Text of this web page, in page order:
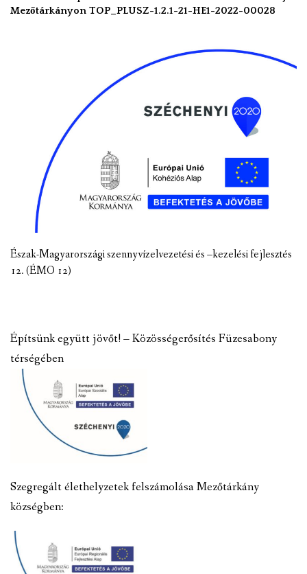
Mezőtárkányon TOP_PLUSZ-1.2.1-21-HE1-2022-00028
Észak-Magyarországi szennyvízelvezetési és –kezelési fejlesztés
12. (ÉMO 12)
Építsünk együtt jövőt! – Közösségerősítés Füzesabony
térségében
Szegregált élethelyzetek felszámolása Mezőtárkány
községben: